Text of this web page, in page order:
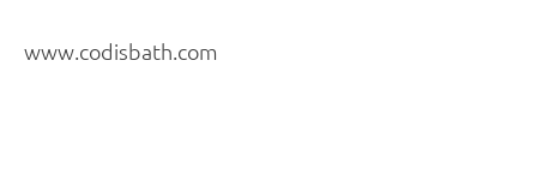
www.codisbath.com